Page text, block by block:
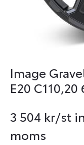
Image
E20 C110,20
3 504 kr/st
moms